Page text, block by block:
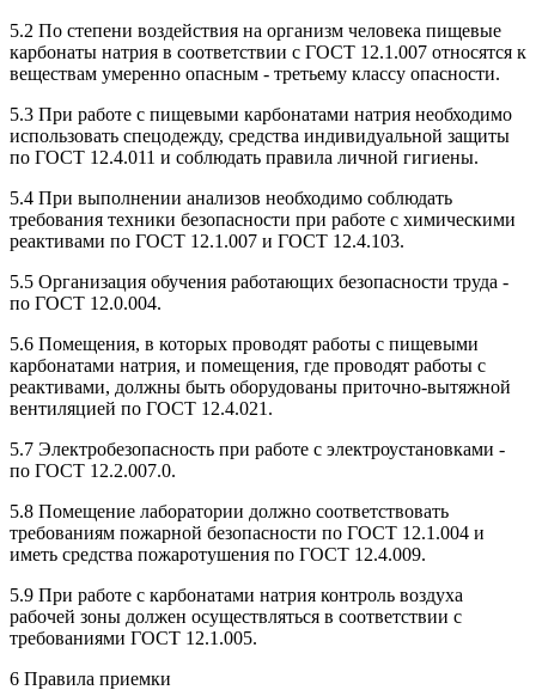
5.2 По степени воздействия на организм человека пищевые
карбонаты натрия в соответствии с ГОСТ 12.1.007 относятся к
веществам умеренно опасным - третьему классу опасности.
5.3 При работе с пищевыми карбонатами натрия необходимо
использовать спецодежду, средства индивидуальной защиты
по ГОСТ 12.4.011 и соблюдать правила личной гигиены.
5.4 При выполнении анализов необходимо соблюдать
требования техники безопасности при работе с химическими
реактивами по ГОСТ 12.1.007 и ГОСТ 12.4.103.
5.5 Организация обучения работающих безопасности труда -
по ГОСТ 12.0.004.
5.6 Помещения, в которых проводят работы с пищевыми
карбонатами натрия, и помещения, где проводят работы с
реактивами, должны быть оборудованы приточно-вытяжной
вентиляцией по ГОСТ 12.4.021.
5.7 Электробезопасность при работе с электроустановками -
по ГОСТ 12.2.007.0.
5.8 Помещение лаборатории должно соответствовать
требованиям пожарной безопасности по ГОСТ 12.1.004 и
иметь средства пожаротушения по ГОСТ 12.4.009.
5.9 При работе с карбонатами натрия контроль воздуха
рабочей зоны должен осуществляться в соответствии с
требованиями ГОСТ 12.1.005.
6 Правила приемки